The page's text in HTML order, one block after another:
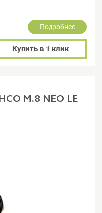
Подробнее
Купить в 1 клик
M.8 NEO LE